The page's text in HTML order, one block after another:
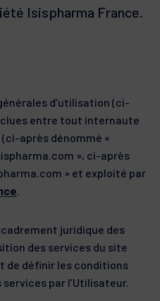
Isispharma France.
d’utilisation (ci-
entre tout internaute
après dénommé «
», ci-après
» et exploité par
.
juridique des
des services du site
de définir les conditions
par l’Utilisateur.